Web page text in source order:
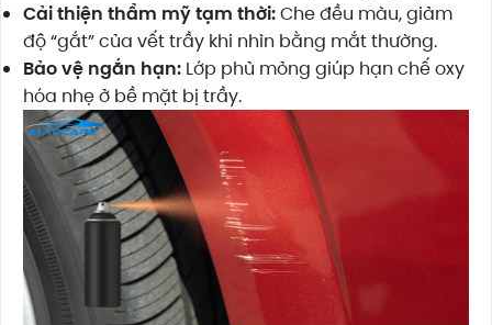
Cải thiện thẩm mỹ tạm thời:Che đều màu, giảm
độ “gắt” của vết trầy khi nhìn bằng mắt thường.
Bảo vệ ngắn hạn: Lớp phủ mỏng giúp hạn chế oxy
hóa nhẹ ở bề mặt bị trầy.